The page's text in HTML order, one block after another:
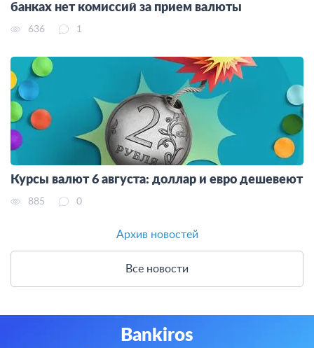
банках нет комиссий за прием валюты
636 1
Курсы валют 6 августа: доллар и евро дешевеют
885 0
Архив новостей
Все новости
Bankiros